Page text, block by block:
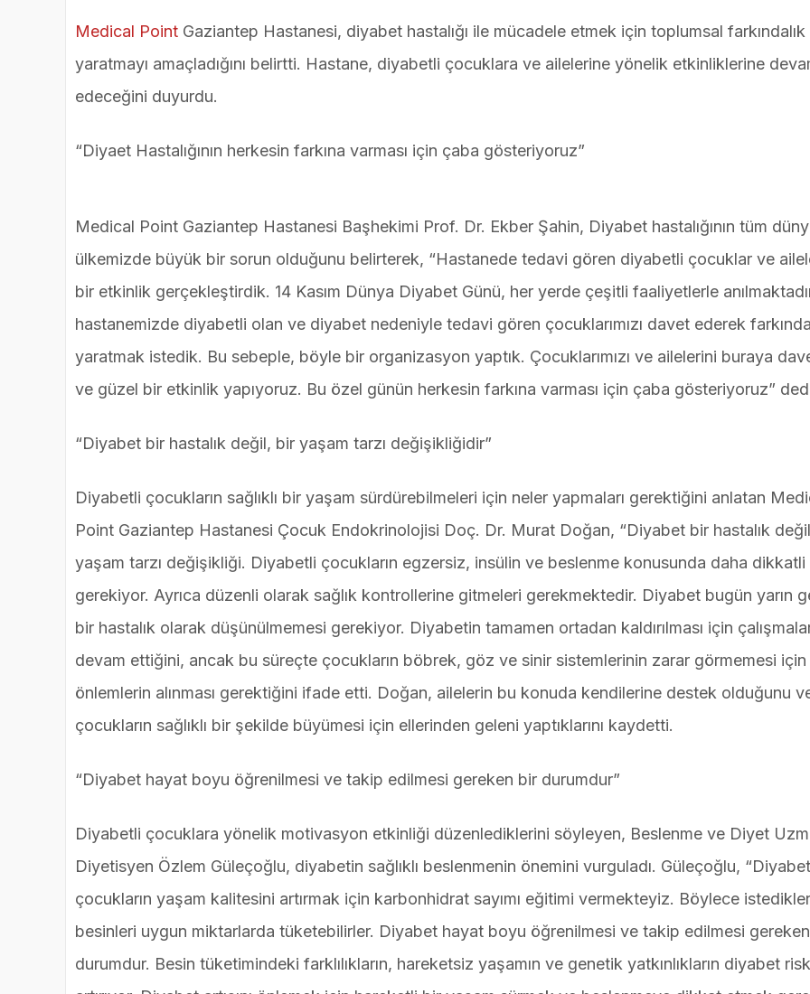
Medical Point Gaziantep Hastanesi, diyabet hastalığı ile mücadele etmek için toplumsal farkındalık
yaratmayı amaçladığını belirtti. Hastane, diyabetli çocuklara ve ailelerine yönelik etkinliklerine
edeceğini duyurdu.
“Diyaet Hastalığının herkesin farkına varması için çaba gösteriyoruz”
Medical Point Gaziantep Hastanesi Başhekimi Prof. Dr. Ekber Şahin, Diyabet hastalığının tüm
ülkemizde büyük bir sorun olduğunu belirterek, “Hastanede tedavi gören diyabetli çocuklar ve
bir etkinlik gerçekleştirdik. 14 Kasım Dünya Diyabet Günü, her yerde çeşitli faaliyetlerle
hastanemizde diyabetli olan ve diyabet nedeniyle tedavi gören çocuklarımızı davet ederek
yaratmak istedik. Bu sebeple, böyle bir organizasyon yaptık. Çocuklarımızı ve ailelerini buraya
ve güzel bir etkinlik yapıyoruz. Bu özel günün herkesin farkına varması için çaba gösteriyoruz”
“Diyabet bir hastalık değil, bir yaşam tarzı değişikliğidir”
Diyabetli çocukların sağlıklı bir yaşam sürdürebilmeleri için neler yapmaları gerektiğini anlatan
Point Gaziantep Hastanesi Çocuk Endokrinolojisi Doç. Dr. Murat Doğan, “Diyabet bir hastalık
yaşam tarzı değişikliği. Diyabetli çocukların egzersiz, insülin ve beslenme konusunda daha dikkatli
gerekiyor. Ayrıca düzenli olarak sağlık kontrollerine gitmeleri gerekmektedir. Diyabet bugün yarın
bir hastalık olarak düşünülmemesi gerekiyor. Diyabetin tamamen ortadan kaldırılması için
devam ettiğini, ancak bu süreçte çocukların böbrek, göz ve sinir sistemlerinin zarar görmemesi
önlemlerin alınması gerektiğini ifade etti. Doğan, ailelerin bu konuda kendilerine destek olduğunu
çocukların sağlıklı bir şekilde büyümesi için ellerinden geleni yaptıklarını kaydetti.
“Diyabet hayat boyu öğrenilmesi ve takip edilmesi gereken bir durumdur”
Diyabetli çocuklara yönelik motivasyon etkinliği düzenlediklerini söyleyen, Beslenme ve Diyet
Diyetisyen Özlem Güleçoğlu, diyabetin sağlıklı beslenmenin önemini vurguladı. Güleçoğlu,
çocukların yaşam kalitesini artırmak için karbonhidrat sayımı eğitimi vermekteyiz. Böylece
besinleri uygun miktarlarda tüketebilirler. Diyabet hayat boyu öğrenilmesi ve takip edilmesi
durumdur. Besin tüketimindeki farklılıkların, hareketsiz yaşamın ve genetik yatkınlıkların diyabet